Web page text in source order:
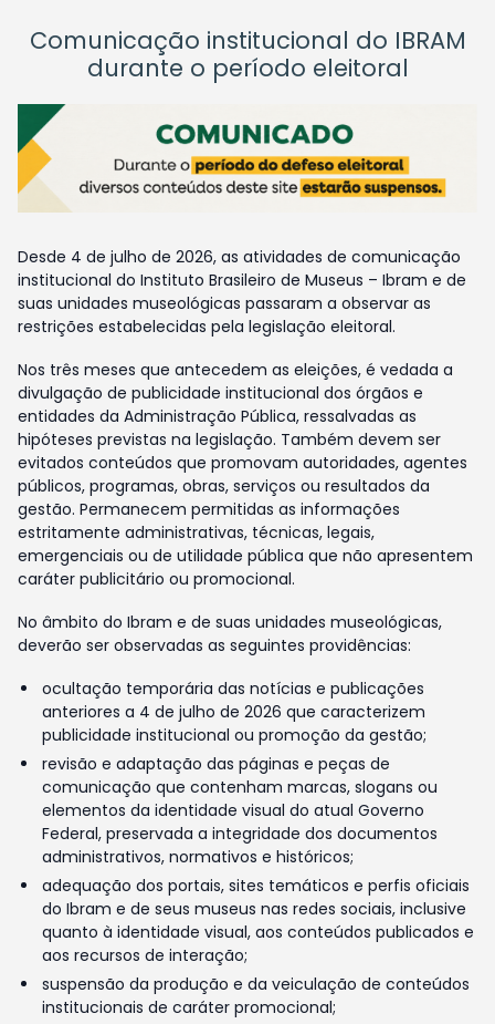
Comunicação institucional do IBRAM
durante o período eleitoral
Desde 4 de julho de 2026, as atividades de comunicação
institucional do Instituto Brasileiro de Museus – Ibram e de
suas unidades museológicas passaram a observar as
restrições estabelecidas pela legislação eleitoral.
Nos três meses que antecedem as eleições, é vedada a
divulgação de publicidade institucional dos órgãos e
entidades da Administração Pública, ressalvadas as
hipóteses previstas na legislação. Também devem ser
evitados conteúdos que promovam autoridades, agentes
públicos, programas, obras, serviços ou resultados da
gestão. Permanecem permitidas as informações
estritamente administrativas, técnicas, legais,
emergenciais ou de utilidade pública que não apresentem
caráter publicitário ou promocional.
No âmbito do Ibram e de suas unidades museológicas,
deverão ser observadas as seguintes providências:
ocultação temporária das notícias e publicações
anteriores a 4 de julho de 2026 que caracterizem
publicidade institucional ou promoção da gestão;
revisão e adaptação das páginas e peças de
comunicação que contenham marcas, slogans ou
elementos da identidade visual do atual Governo
Federal, preservada a integridade dos documentos
administrativos, normativos e históricos;
adequação dos portais, sites temáticos e perfis oficiais
do Ibram e de seus museus nas redes sociais, inclusive
quanto à identidade visual, aos conteúdos publicados e
aos recursos de interação;
suspensão da produção e da veiculação de conteúdos
institucionais de caráter promocional;